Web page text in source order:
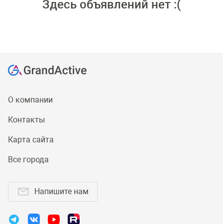
Здесь объявлений нет :(
О компании
Контакты
Карта сайта
Все города
Напишите нам